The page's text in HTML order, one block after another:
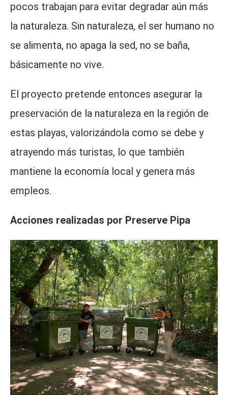
pocos trabajan para evitar degradar aún más
la naturaleza. Sin naturaleza, el ser humano no
se alimenta, no apaga la sed, no se baña,
básicamente no vive.
El proyecto pretende entonces asegurar la
preservación de la naturaleza en la región de
estas playas, valorizándola como se debe y
atrayendo más turistas, lo que también
mantiene la economía local y genera más
empleos.
Acciones realizadas por Preserve Pipa